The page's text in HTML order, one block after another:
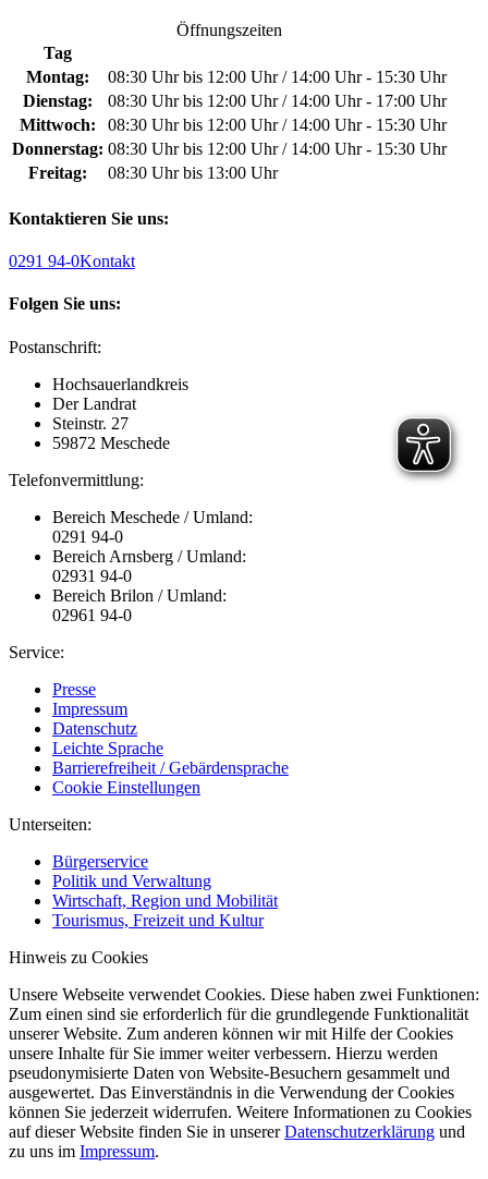
Öffnungszeiten
Tag
Montag:
08:30 Uhr bis 12:00 Uhr / 14:00 Uhr - 15:30 Uhr
Dienstag:
08:30 Uhr bis 12:00 Uhr / 14:00 Uhr - 17:00 Uhr
Mittwoch:
08:30 Uhr bis 12:00 Uhr / 14:00 Uhr - 15:30 Uhr
Donnerstag: 08:30 Uhr bis 12:00 Uhr / 14:00 Uhr - 15:30 Uhr
Freitag:
08:30 Uhr bis 13:00 Uhr
Kontaktieren Sie uns:
0291 94-0Kontakt
Folgen Sie uns:
Postanschrift:
Hochsauerlandkreis
Der Landrat
Steinstr. 27
59872 Meschede
Telefonvermittlung:
Bereich Meschede / Umland:
0291 94-0
Bereich Arnsberg / Umland:
02931 94-0
Bereich Brilon / Umland:
02961 94-0
Service:
Presse
Impressum
Datenschutz
Leichte Sprache
Barrierefreiheit / Gebärdensprache
Cookie Einstellungen
Unterseiten:
Bürgerservice
Politik und Verwaltung
Wirtschaft, Region und Mobilität
Tourismus, Freizeit und Kultur
Hinweis zu Cookies
Unsere Webseite verwendet Cookies. Diese haben zwei Funktionen:
Zum einen sind sie erforderlich für die grundlegende Funktionalität
unserer Website. Zum anderen können wir mit Hilfe der Cookies
unsere Inhalte für Sie immer weiter verbessern. Hierzu werden
pseudonymisierte Daten von Website-Besuchern gesammelt und
ausgewertet. Das Einverständnis in die Verwendung der Cookies
können Sie jederzeit widerrufen. Weitere Informationen zu Cookies
auf dieser Website finden Sie in unsererDatenschutzerklärung und
zu uns im Impressum.